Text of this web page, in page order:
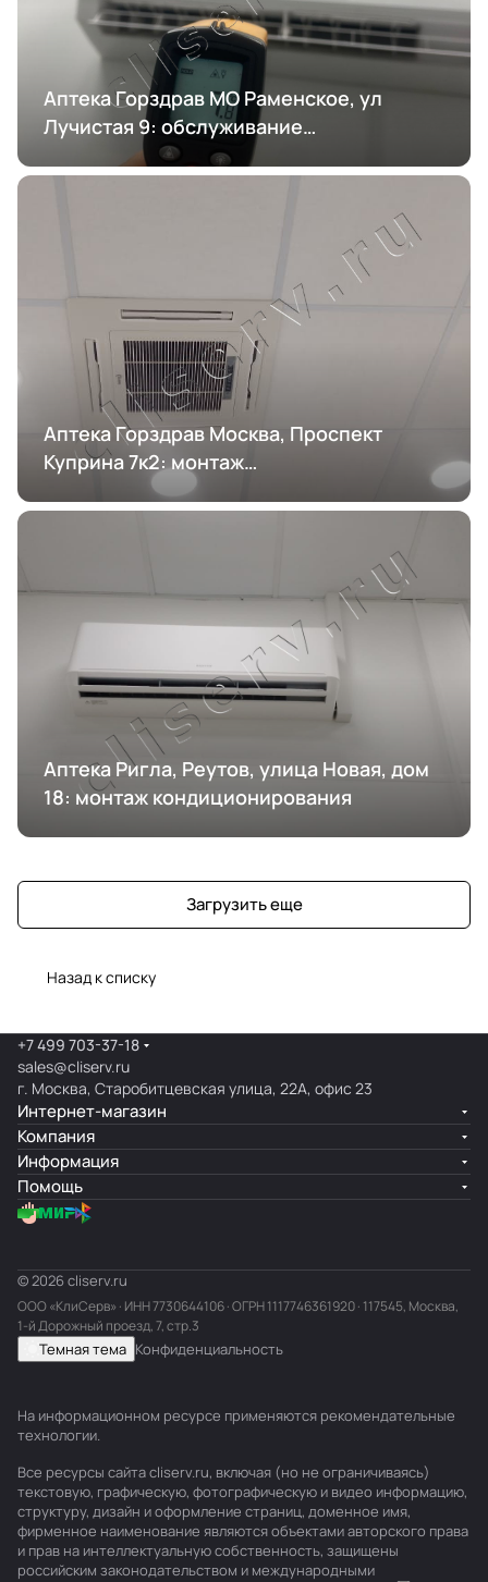
Аптека Горздрав МО Раменское, ул
Лучистая 9: обслуживание
кондиционирования
Аптека Горздрав Москва, Проспект
Куприна 7к2: монтаж
кондиционирования
Аптека Ригла, Реутов, улица Новая, дом
18: монтаж кондиционирования
Загрузить еще
Назад к списку
+7 499 703-37-18
sales@cliserv.ru
г. Москва, Старобитцевская улица, 22А, офис 23
Интернет-магазин
Компания
Информация
Помощь
© 2026 cliserv.ru
ООО «КлиСерв» · ИНН7730644106· ОГРН 1117746361920 · 117545, Москва,
1-й Дорожный проезд, 7, стр.3
Темная тема Конфиденциальность
На информационном ресурсе применяются рекомендательные
технологии.
Все ресурсы сайта cliserv.ru, включая (но не ограничиваясь)
текстовую, графическую, фотографическую и видео информацию,
структуру, дизайн и оформление страниц, доменное имя,
фирменное наименование являются объектами авторского права
и прав на интеллектуальную собственность, защищены
российским законодательством и международными